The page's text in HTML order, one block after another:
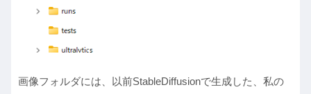
画像フォルダには、以前StableDiffusionで生成した、私の